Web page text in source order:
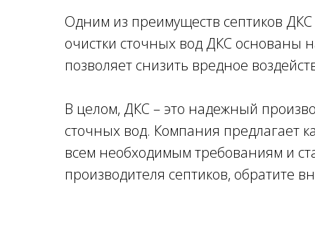
Одним из преимуществ септиков ДКС
очистки сточных вод ДКС основаны
позволяет снизить вредное
В целом, ДКС – это надежный
сточных вод. Компания предлагает
всем необходимым требованиям и
производителя септиков, обратите